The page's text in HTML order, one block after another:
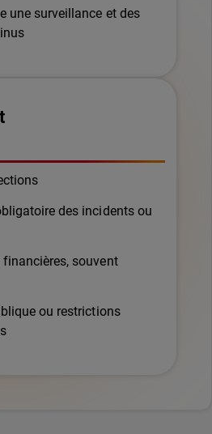
une surveillance et des
des incidents ou
souvent
ou restrictions